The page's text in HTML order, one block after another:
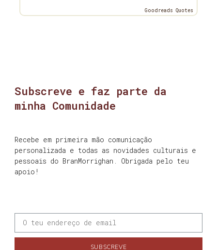
Goodreads Quotes
Subscreve e faz parte da
minha Comunidade
Recebe em primeira mão comunicação
personalizada e todas as novidades culturais e
pessoais do BranMorrighan. Obrigada pelo teu
apoio!
SUBSCREVE